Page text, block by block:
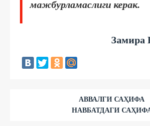
мажбурламаслиги керак.
АВВАЛГИ САҲИФА
НАВБАТДАГИ